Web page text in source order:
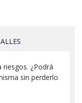
riesgos. ¿Podrá
sin perderlo